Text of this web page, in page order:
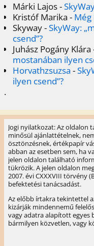
Márki Lajos-
Kristóf Marika -
Skyway-SkyWay:
csend”?
Juhász Pogány Klára
mostanában ilyen
Horvathzsuzsa -
ilyen csend”?
.
Jogi nyilatkozat: Az oldalon
minősül ajánlattételnek,
ösztönzésnek, értékpapír
abban az esetben sem, ha
jelen oldalon található
tükrözik. A jelen oldalon
2007. évi CXXXVIII törvény
befektetési tanácsadást.
Az előbb írtakra tekintettel
kizárják mindennemű
vagy adatra alapított egyes
bármilyen közvetlen, vagy